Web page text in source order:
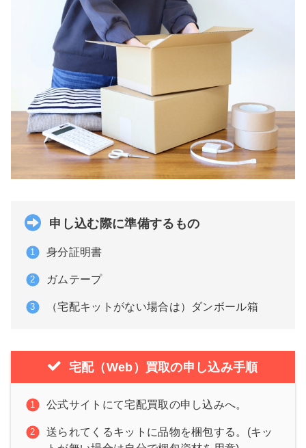
申し込む際に準備するもの
身分証明書
ガムテープ
（宅配キットがない場合は）ダンボール箱
宅配（Web）買取の申し込み手順
公式サイトにて宅配買取の申し込みへ。
送られてくるキットに品物を梱包する。(キッ